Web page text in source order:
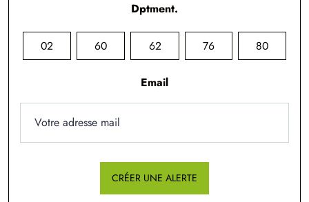
Dptment.
02 60 62 76 80
Email
CRÉER UNE ALERTE